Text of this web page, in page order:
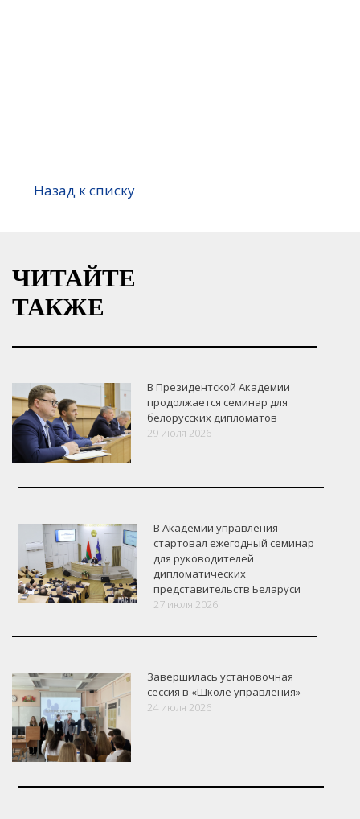
Назад к списку
ЧИТАЙТЕ
ТАКЖЕ
В Президентской Академии
продолжается семинар для
белорусских дипломатов
29 июля 2026
В Академии управления
стартовал ежегодный семинар
для руководителей
дипломатических
представительств Беларуси
27 июля 2026
Завершилась установочная
сессия в «Школе управления»
24 июля 2026